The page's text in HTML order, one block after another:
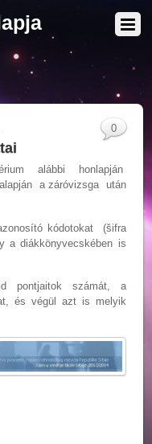
alábbi honlapján
a záróvizsga után
kódotokat (šifra
a diákkönyvecskében is
pontjaitok számát, a
és végül azt is melyik
0